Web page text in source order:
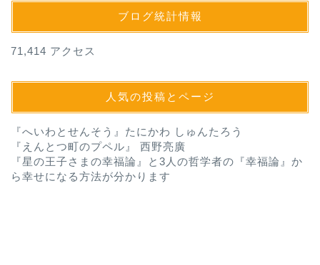
ブログ統計情報
71,414 アクセス
人気の投稿とページ
『へいわとせんそう』たにかわ しゅんたろう
『えんとつ町のプペル』 西野亮廣
『星の王子さまの幸福論』と3人の哲学者の『幸福論』か
ら幸せになる方法が分かります